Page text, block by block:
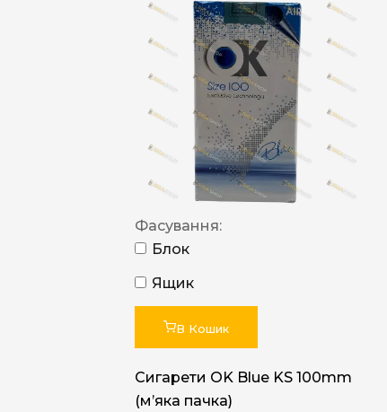
Фасування:
Блок
Ящик
В Кошик
Сигарети OK Blue KS 100mm
(м’яка пачка)